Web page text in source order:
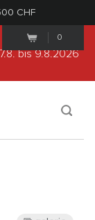
CHF
0
bis 9.8.2026